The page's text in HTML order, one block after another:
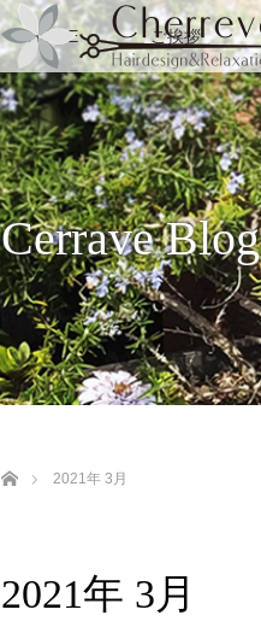
HOME ご挨拶
Cerrave Blog
2021年 3月
2021年 3月